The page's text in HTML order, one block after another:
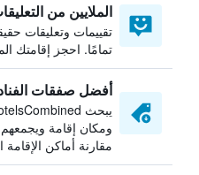
الملايين من
تقييمات وتعليقات
تمامًا. احجز إقامتك
أفضل صفقات
ومكان إقامة
مقارنة أماكن الإقامة